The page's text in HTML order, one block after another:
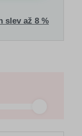
slev až 8 %